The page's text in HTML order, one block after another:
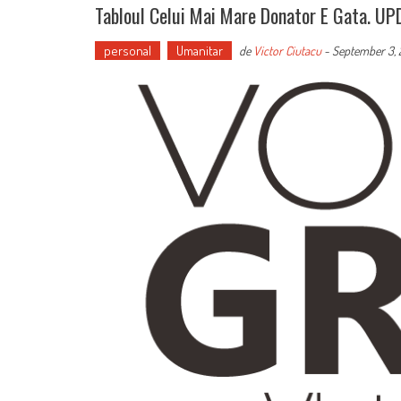
Tabloul Celui Mai Mare Donator E Gata.
personal Umanitar de Victor Ciutacu- September 3,